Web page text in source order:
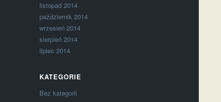
listopad 2014
październik 2014
wrzesień 2014
sierpień 2014
lipiec 2014
KATEGORIE
Bez kategorii